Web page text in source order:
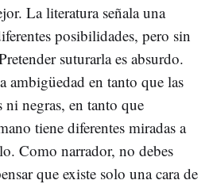
La literatura señala una
posibilidades, pero sin
suturarla es absurdo.
ambigüedad en tanto que las
ni negras, en tanto que
tiene diferentes miradas a
Como narrador, no debes
que existe solo una cara de